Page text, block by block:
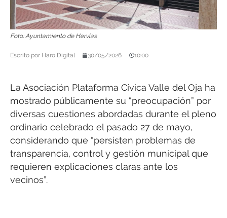
Foto: Ayuntamiento de Hervías
Escrito por Haro Digital 30/05/2026 10:00
La Asociación Plataforma Cívica Valle del Oja ha
mostrado públicamente su “preocupación” por
diversas cuestiones abordadas durante el pleno
ordinario celebrado el pasado 27 de mayo,
considerando que “persisten problemas de
transparencia, control y gestión municipal que
requieren explicaciones claras ante los
vecinos”.